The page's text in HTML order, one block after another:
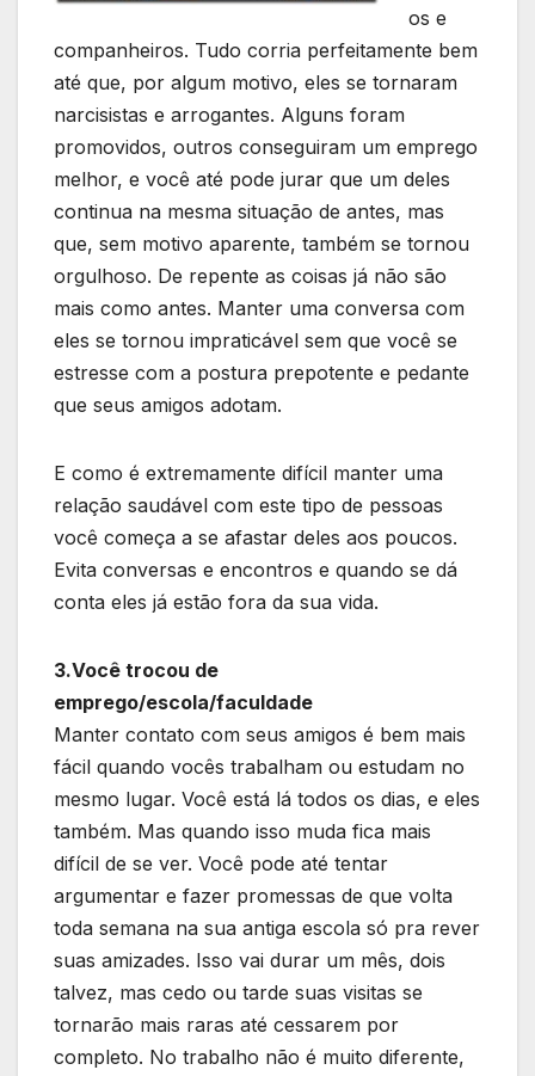
os e
companheiros. Tudo corria perfeitamente bem
até que, por algum motivo, eles se tornaram
narcisistas e arrogantes. Alguns foram
promovidos, outros conseguiram um emprego
melhor, e você até pode jurar que um deles
continua na mesma situação de antes, mas
que, sem motivo aparente, também se tornou
orgulhoso. De repente as coisas já não são
mais como antes. Manter uma conversa com
eles se tornou impraticável sem que você se
estresse com a postura prepotente e pedante
que seus amigos adotam.
E como é extremamente difícil manter uma
relação saudável com este tipo de pessoas
você começa a se afastar deles aos poucos.
Evita conversas e encontros e quando se dá
conta eles já estão fora da sua vida.
3.Você trocou de
emprego/escola/faculdade
Manter contato com seus amigos é bem mais
fácil quando vocês trabalham ou estudam no
mesmo lugar. Você está lá todos os dias, e eles
também. Mas quando isso muda fica mais
difícil de se ver. Você pode até tentar
argumentar e fazer promessas de que volta
toda semana na sua antiga escola só pra rever
suas amizades. Isso vai durar um mês, dois
talvez, mas cedo ou tarde suas visitas se
tornarão mais raras até cessarem por
completo. No trabalho não é muito diferente,